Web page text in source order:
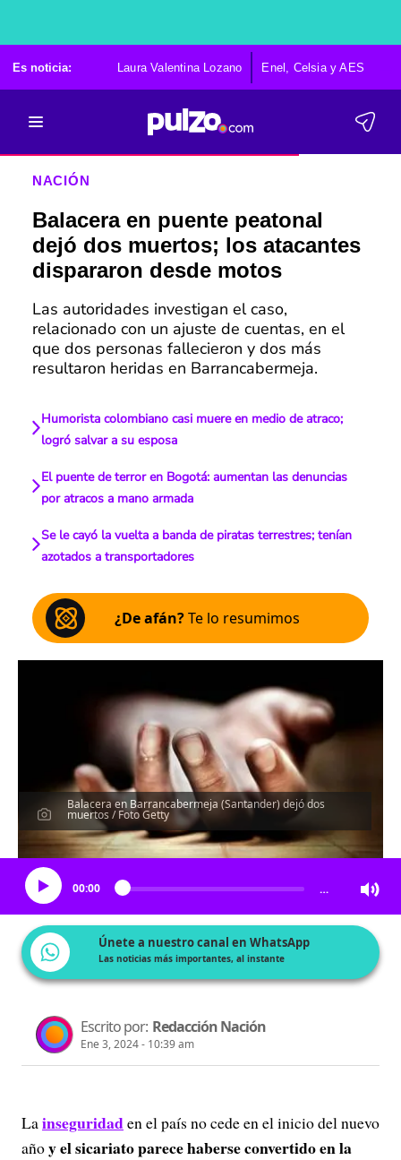
Es noticia: Laura Valentina Lozano Enel, Celsia y AES
NACIÓN
Balacera en puente peatonal
dejó dos muertos; los atacantes
dispararon desde motos
Las autoridades investigan el caso,
relacionado con un ajuste de cuentas, en el
que dos personas fallecieron y dos más
resultaron heridas en Barrancabermeja.
Humorista colombiano casi muere en medio de atraco;
logró salvar a su esposa
El puente de terror en Bogotá: aumentan las denuncias
por atracos a mano armada
Se le cayó la vuelta a banda de piratas terrestres; tenían
azotados a transportadores
¿De afán?Te lo resumimos
Balacera en Barrancabermeja (Santander) dejó dos
muertos / Foto Getty
Escucha el artículo
00:00 …
Únete a nuestro canal en WhatsApp
Las noticias más importantes, al instante
Escrito por: Redacción Nación
Ene 3, 2024 - 10:39 am
Lainseguridaden el país no cede en el inicio del nuevo
añoy el sicariato parece haberse convertido en la